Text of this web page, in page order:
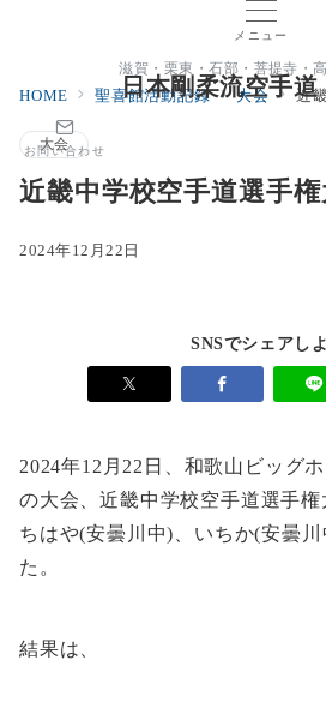
メニュー
滋賀・栗東・石部・菩提寺・
日本剛柔流空手
お問い合わせ
HOME 聖喜館活動記録 大会 近畿
大会
近畿中学校空手道選手権
2024年12月22日
SNSでシェアし
2024年12月22日、和歌山ビッグ
の大会、近畿中学校空手道選手権
ちはや(安曇川中)、いちか(安曇
た。
結果は、